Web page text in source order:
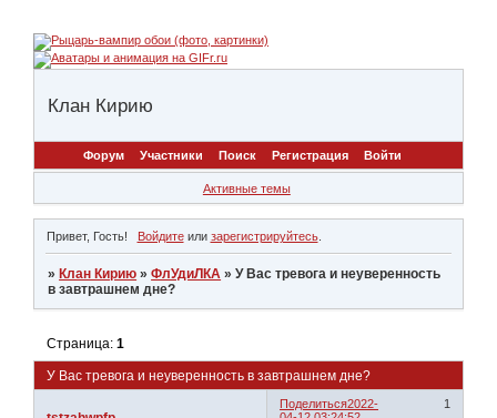
Клан Кирию
Форум Участники Поиск Регистрация Войти
Активные темы
Привет, Гость! Войдитеили зарегистрируйтесь.
» Клан Кирию »ФлУдиЛКА »У Вас тревога и неуверенность
в завтрашнем дне?
У Вас тревога и неуверенность в завтрашнем дне?
Страница:1
Поделиться 1
2022-